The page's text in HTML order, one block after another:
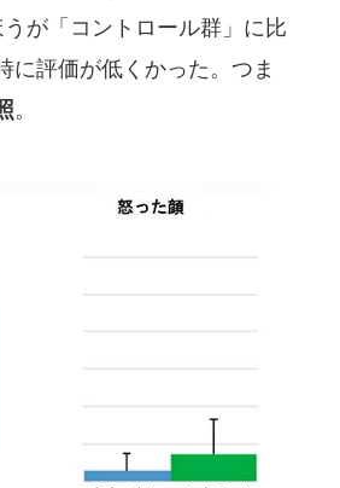
が「コントロール群」に比
に評価が低くかった。つま
。